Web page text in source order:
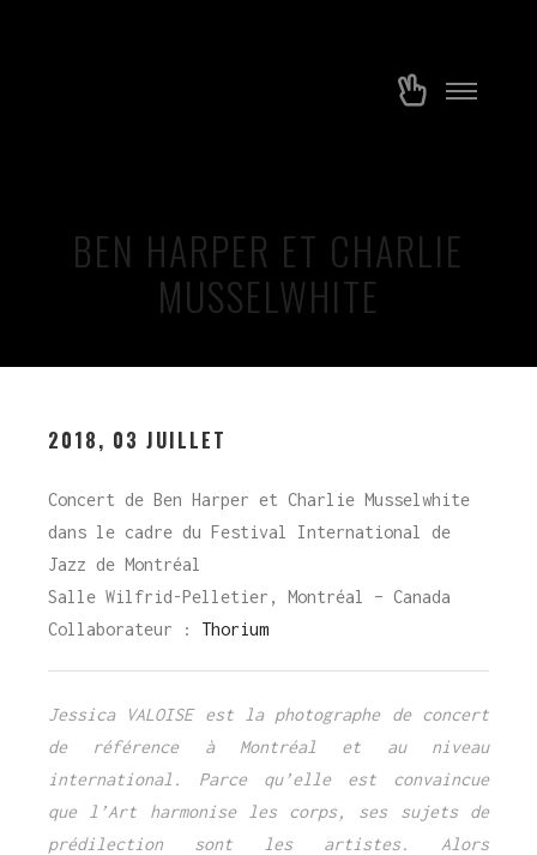
Menu
BEN HARPER ET CHARLIE
MUSSELWHITE
2018, 03 JUILLET
Concert de Ben Harper et Charlie Musselwhite
dans le cadre du Festival International de
Jazz de Montréal
Salle Wilfrid-Pelletier, Montréal – Canada
Collaborateur : Thorium
Jessica VALOISE est la photographe de concert
de référence à Montréal et au niveau
international. Parce qu’elle est convaincue
que l’Art harmonise les corps, ses sujets de
prédilection sont les artistes. Alors